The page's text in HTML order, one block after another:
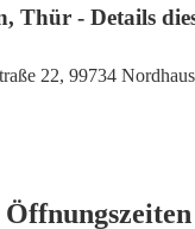
Thür - Details
22, 99734